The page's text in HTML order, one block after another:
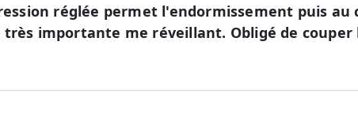
réglée permet l'endormissement puis au
importante me réveillant. Obligé de